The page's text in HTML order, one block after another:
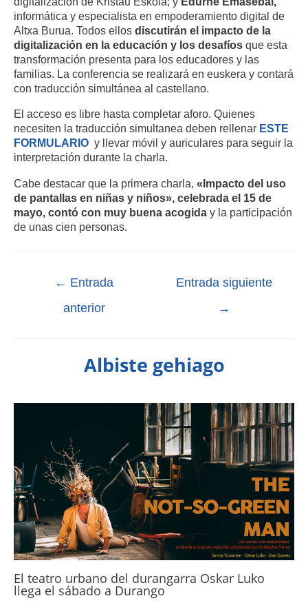
informática y especialista en empoderamiento digital de
Altxa Burua. Todos ellos discutirán el impacto de la
digitalización en la educación y los desafíos que esta
transformación presenta para los educadores y las
familias. La conferencia se realizará en euskera y contará
con traducción simultánea al castellano.
El acceso es libre hasta completar aforo. Quienes
necesiten la traducción simultanea deben rellenar ESTE
FORMULARIO y llevar móvil y auriculares para seguir la
interpretación durante la charla.
Cabe destacar que la primera charla, «Impacto del uso
de pantallas en niñas y niños», celebrada el 15 de
mayo, contó con muy buena acogida y la participación
de unas cien personas.
← Entrada
anterior
Entrada siguiente
→
Albiste gehiago
El teatro urbano del durangarra Oskar Luko
llega el sábado a Durango